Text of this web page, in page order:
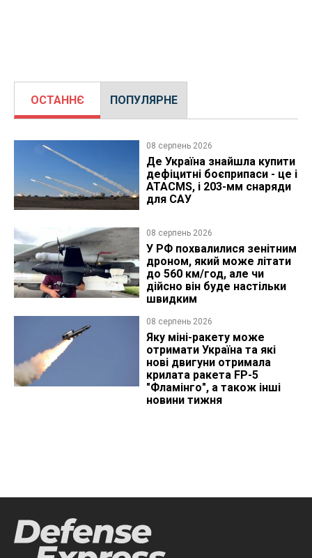
ОСТАННЄ ПОПУЛЯРНЕ
08 серпень 2026
Де Україна знайшла купити
дефіцитні боєприпаси - це і
ATACMS, і 203-мм снаряди
для САУ
08 серпень 2026
У РФ похвалилися зенітним
дроном, який може літати
до 560 км/год, але чи
дійсно він буде настільки
швидким
08 серпень 2026
Яку міні-ракету може
отримати Україна та які
нові двигуни отримала
крилата ракета FP-5
"Фламінго", а також інші
новини тижня